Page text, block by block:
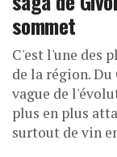
sommet
C'est l'une des
de la région. Du
vague de
plus en plus
surtout de vin